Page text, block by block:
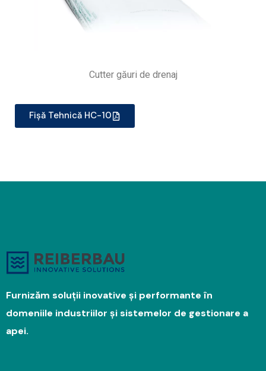
Cutter găuri de drenaj
Fișă Tehnică HC-10
Furnizăm soluții inovative și performante în
domeniile industriilor și sistemelor de gestionare a
apei.